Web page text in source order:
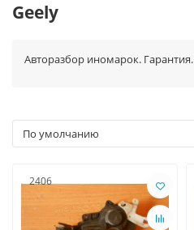
Geely
Авторазбор иномарок. Гарантия.
2406